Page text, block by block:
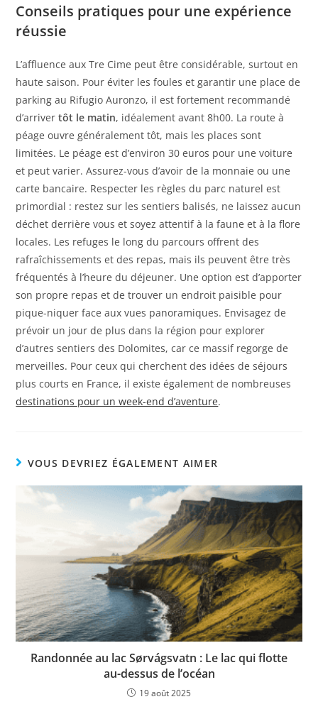
Conseils pratiques pour une expérience
réussie
L’affluence aux Tre Cime peut être considérable, surtout en
haute saison. Pour éviter les foules et garantir une place de
parking au Rifugio Auronzo, il est fortement recommandé
d’arrivertôt le matin, idéalement avant 8h00. La route à
péage ouvre généralement tôt, mais les places sont
limitées. Le péage est d’environ 30 euros pour une voiture
et peut varier. Assurez-vous d’avoir de la monnaie ou une
carte bancaire. Respecter les règles du parc naturel est
primordial : restez sur les sentiers balisés, ne laissez aucun
déchet derrière vous et soyez attentif à la faune et à la flore
locales. Les refuges le long du parcours offrent des
rafraîchissements et des repas, mais ils peuvent être très
fréquentés à l’heure du déjeuner. Une option est d’apporter
son propre repas et de trouver un endroit paisible pour
pique-niquer face aux vues panoramiques. Envisagez de
prévoir un jour de plus dans la région pour explorer
d’autres sentiers des Dolomites, car ce massif regorge de
merveilles. Pour ceux qui cherchent des idées de séjours
plus courts en France, il existe également de nombreuses
destinations pour un week-end d’aventure.
VOUS DEVRIEZ ÉGALEMENT AIMER
Randonnée au lac Sørvágsvatn : Le lac qui flotte
au-dessus de l’océan
19 août 2025